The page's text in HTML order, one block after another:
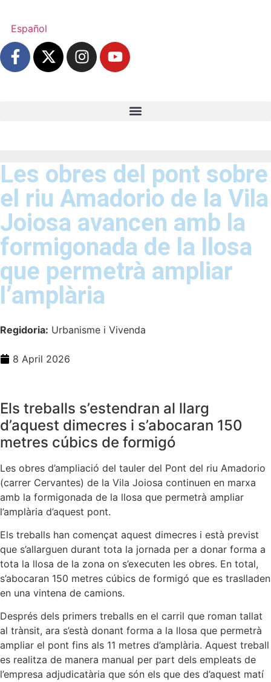
Español
Les obres del pont sobre
el riu Amadorio de la Vila
Joiosa avancen amb la
formigonada de la llosa
que permetrà ampliar
l’amplària
Regidoria: Urbanisme i Vivenda
8 April 2026
Els treballs s’estendran al llarg
d’aquest dimecres i s’abocaran 150
metres cúbics de formigó
Les obres d’ampliació del tauler del Pont del riu Amadorio
(carrer Cervantes) de la Vila Joiosa continuen en marxa
amb la formigonada de la llosa que permetrà ampliar
l’amplària d’aquest pont.
Els treballs han començat aquest dimecres i està previst
que s’allarguen durant tota la jornada per a donar forma a
tota la llosa de la zona on s’executen les obres. En total,
s’abocaran 150 metres cúbics de formigó que es traslladen
en una vintena de camions.
Després dels primers treballs en el carril que roman tallat
al trànsit, ara s’està donant forma a la llosa que permetrà
ampliar el pont fins als 11 metres d’amplària. Aquest treball
es realitza de manera manual per part dels empleats de
l’empresa adjudicatària que són els que des d’aquest matí